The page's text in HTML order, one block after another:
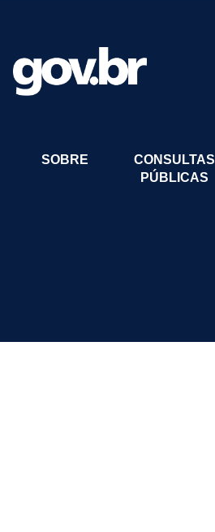
SOBRE
CONSULTAS
PÚBLICAS